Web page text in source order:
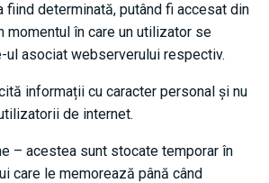
fiind determinată, putând fi accesat din
momentul în care un utilizator se
asociat webserverului respectiv.
informații cu caracter personal și nu
de internet.
– acestea sunt stocate temporar în
care le memorează până când